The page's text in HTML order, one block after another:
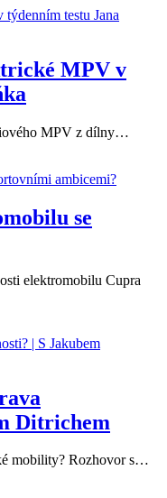
MPV v
MPV z dílny…
se
elektromobilu Cupra
Ditrichem
mobility? Rozhovor s…